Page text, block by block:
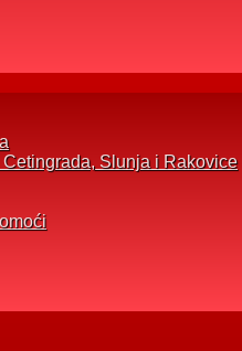
Slunja i Rakovice